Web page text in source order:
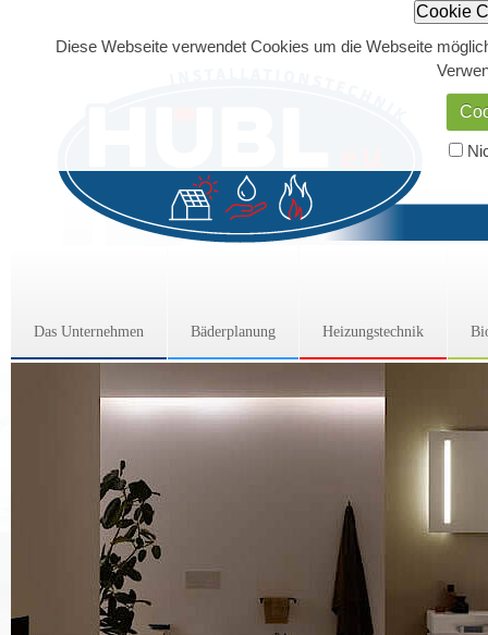
Cookie
Diese Webseite verwendet Cookies um die Webseite
Das Unternehmen Bäderplanung Heizungstechnik